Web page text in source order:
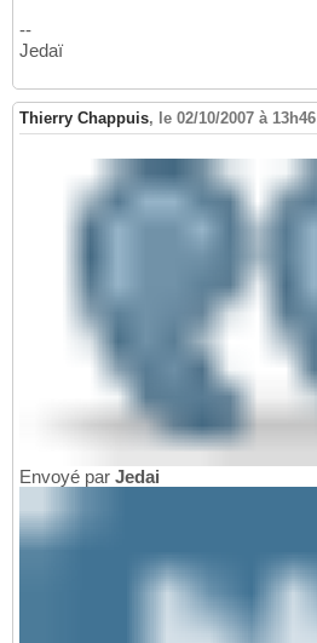
--
Jedaï
Thierry Chappuis, le 02/10/2007 à 13h46
Envoyé par Jedai